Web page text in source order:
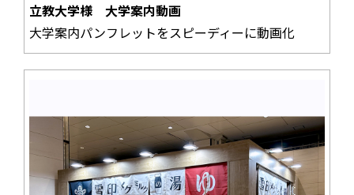
立教大学様 大学案内動画
大学案内パンフレットをスピーディーに動画化